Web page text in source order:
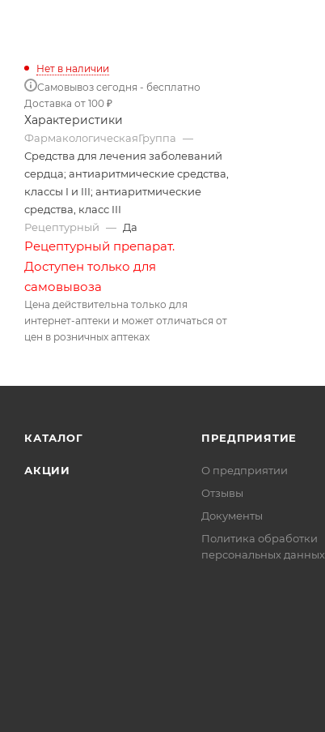
Нет в наличии
Самовывоз сегодня - бесплатно
Доставка от 100 ₽
Характеристики
ФармакологическаяГруппа —
Средства для лечения заболеваний
сердца; антиаритмические средства,
классы I и III; антиаритмические
средства, класс III
Рецептурный — Да
Рецептурный препарат.
Доступен только для
самовывоза
Цена действительна только для
интернет-аптеки и может отличаться от
цен в розничных аптеках
КАТАЛОГ
АКЦИИ
ПРЕДПРИЯТИЕ
О предприятии
Отзывы
Документы
Политика обработки
персональных данных